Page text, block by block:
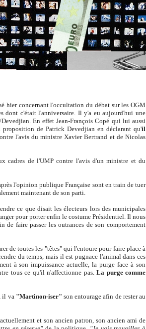
hier concernant l'occultation du débat sur les OGM
dont c'était l'anniversaire. Il y'a eu aujourd'hui une
En effet Jean-François Copé qui lui aussi
proposition de Patrick Devedjian en déclarant qu'il
l'avis du ministre Xavier Bertrand et de Nicolas
cadres de l'UMP contre l'avis d'un ministre et du
l'opinion publique Française sont en train de tuer
maintenant de son parti.
ce que disait les électeurs lors des municipales
pour porter enfin le costume Présidentiel. Il nous
de faire passer les outrances de son comportement
de toutes les "têtes" qui l'entoure pour faire place à
du temps, mais il est pugnace l'animal dans ces
à son impuissance actuelle, la purge face à son
tous ce qu'il n'affectionne pas.La purge comme
il va "Martinon-iser" son entourage afin de rester au
et son ancien patron, son ancien ami de